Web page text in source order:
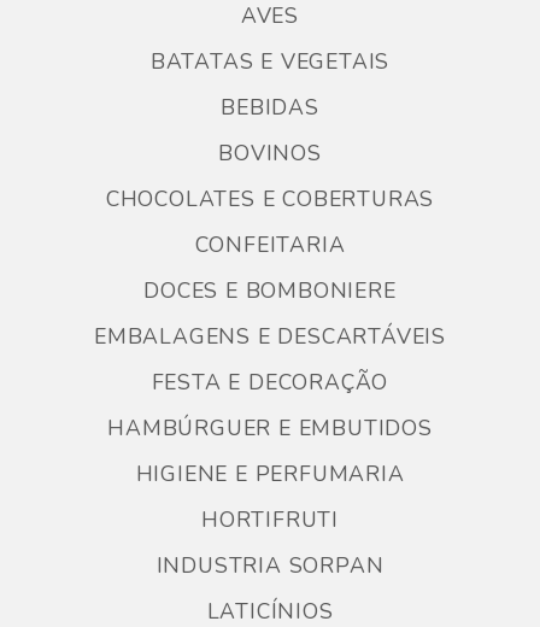
AVES
BATATAS E VEGETAIS
BEBIDAS
BOVINOS
CHOCOLATES E COBERTURAS
CONFEITARIA
DOCES E BOMBONIERE
EMBALAGENS E DESCARTÁVEIS
FESTA E DECORAÇÃO
HAMBÚRGUER E EMBUTIDOS
HIGIENE E PERFUMARIA
HORTIFRUTI
INDUSTRIA SORPAN
LATICÍNIOS